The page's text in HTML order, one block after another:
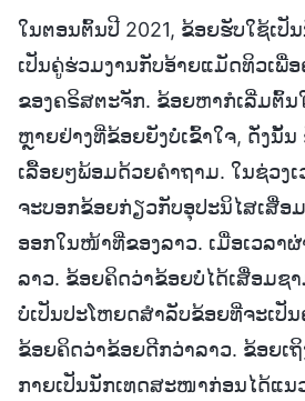
ໃນຕອນຕົ້ນປີ 2021, ຂ້ອຍຮັບໃຊ້ເ
ເປັນຄູ່ຮ່ວມງານກັບອ້າຍແມັດທິວເພື່
ຂອງຄຣິສຕະຈັກ. ຂ້ອຍຫາກໍເລີ່ມຕົ້
ຫຼາຍຢ່າງທີ່ຂ້ອຍຍັງບໍ່ເຂົ້າໃຈ, ດັ່ງນັ້
ເລື້ອຍໆພ້ອມດ້ວຍຄຳຖາມ. ໃນຊ່ວງ
ຈະບອກຂ້ອຍກ່ຽວກັບອຸປະນິໄສເສື່ອ
ອອກໃນໜ້າທີ່ຂອງລາວ. ເມື່ອເວລາ
ລາວ. ຂ້ອຍຄິດວ່າຂ້ອຍບໍ່ໄດ້ເສື່ອມຊ
ບໍ່ເປັນປະໂຫຍດສຳລັບຂ້ອຍທີ່ຈະເປັ
ຂ້ອຍຄິດວ່າຂ້ອຍດີກວ່າລາວ. ຂ້ອຍເຖິ
ກາຍເປັນນັກເທດສະໜາກ່ອນໄດ້ແນ